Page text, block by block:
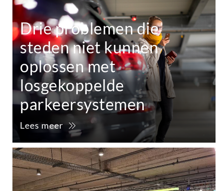
Drie problemen die
steden niet kunnen
oplossen met
losgekoppelde
parkeersystemen
Lees meer